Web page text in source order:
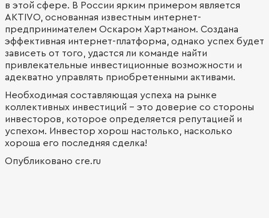
в этой сфере. В России ярким примером является
AKTIVO, основанная известным интернет-
предпринимателем Оскаром Хартманом. Создана
эффективная интернет-платформа, однако успех будет
зависеть от того, удастся ли команде найти
привлекательные инвестиционные возможности и
адекватно управлять приобретенными активами.
Необходимая составляющая успеха на рынке
коллективных инвестиций - это доверие со стороны
инвесторов, которое определяется репутацией и
успехом. Инвестор хорош настолько, насколько
хороша его последняя сделка!
Опубликовано cre.ru